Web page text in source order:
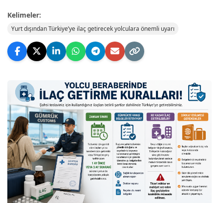
Kelimeler:
Yurt dışından Türkiye’ye ilaç getirecek yolculara önemli uyarı